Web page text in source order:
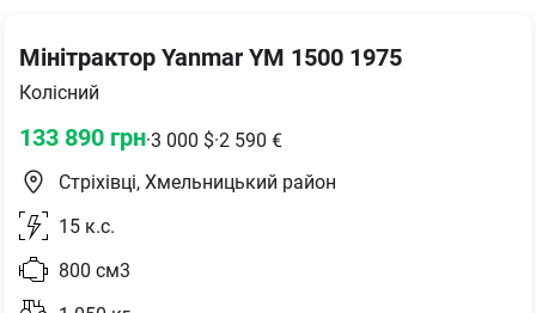
Мінітрактор Yanmar YM 1500 1975
Колісний
133 890 грн·3 000 $·2 590 €
Стріхівці, Хмельницький район
15 к.с.
800 см3